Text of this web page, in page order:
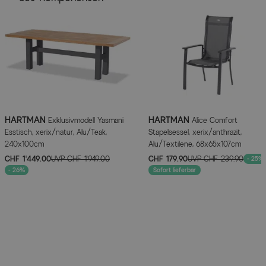
HARTMAN Exklusivmodell Yasmani
Esstisch, xerix/natur, Alu/Teak,
240x100cm
CHF 1’449.00UVPCHF 1’949.00
- 26%
HARTMAN Alice Comfort
Stapelsessel, xerix/anthrazit,
Alu/Textilene, 68x65x107cm
CHF 179.90UVPCHF 239.90 - 25%
Sofort lieferbar